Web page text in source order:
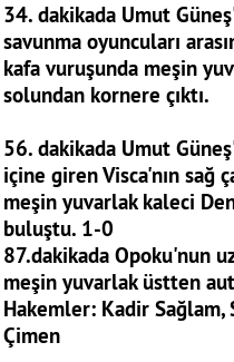
34. dakikada Umut
savunma oyuncuları
kafa vuruşunda meşin
solundan kornere çıktı.
56. dakikada Umut
içine giren Visca'nın sağ
meşin yuvarlak kaleci
buluştu. 1-0
87.dakikada Opoku'nun
meşin yuvarlak üstten
Hakemler: Kadir Sağlam,
Çimen